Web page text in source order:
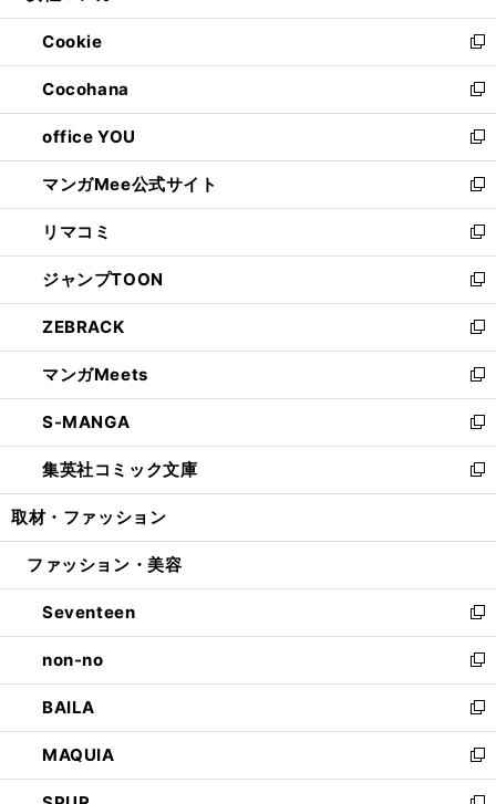
開
く
ウ
で
開
く
ン
ド
ウ
で
開
く
ウ
ィ
ン
ド
ウ
で
開
く
Cookie
新
し
い
ウ
ィ
ン
ド
ウ
で
開
く
Cocohana
新
し
い
ウ
ィ
ン
ド
ウ
で
開
く
office YOU
新
し
い
ウ
ィ
ン
ド
ウ
で
開
く
マンガMee公式サイト
新
し
い
ウ
ィ
ン
ド
ウ
で
開
く
リマコミ
新
し
い
ウ
ィ
ン
ド
ウ
で
開
く
ジャンプTOON
新
し
い
ウ
ィ
ン
ド
ウ
で
開
ZEBRACK
新
し
い
ウ
ィ
ン
ド
ウ
開
マンガMeets
新
し
い
ウ
ィ
ン
ウ
開
く
S-MANGA
新
し
い
ウ
ン
ウ
で
開
く
集英社コミック文庫
新
し
ウ
ン
ド
ウ
で
開
く
取材・ファッション
ファッション・美容
Seventeen
新
し
い
ウ
ィ
ン
ド
ウ
non-no
新
し
い
ウ
ィ
ン
BAILA
新
し
い
ウ
MAQUIA
新
し